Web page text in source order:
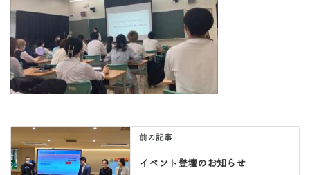
前の記事
イベント登壇のお知らせ